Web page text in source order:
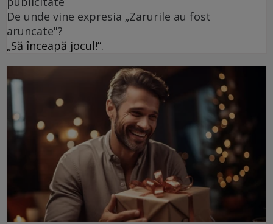
De unde vine expresia „Zarurile au fost
aruncate"?
„Să înceapă jocul!”.